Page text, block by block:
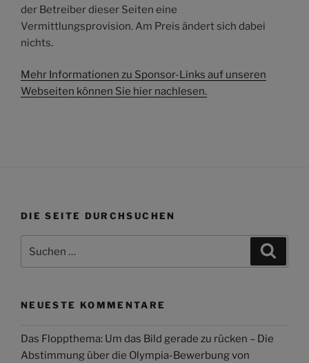
der Betreiber dieser Seiten eine
Vermittlungsprovision. Am Preis ändert sich dabei
nichts.
Mehr Informationen zu Sponsor-Links auf unseren
Webseiten können Sie hier nachlesen.
DIE SEITE DURCHSUCHEN
nach:
NEUESTE KOMMENTARE
Das Floppthema: Um das Bild gerade zu rücken – Die
Abstimmung über die Olympia-Bewerbung von